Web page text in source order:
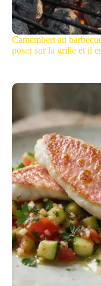
Camembert au
poser sur la grille et il